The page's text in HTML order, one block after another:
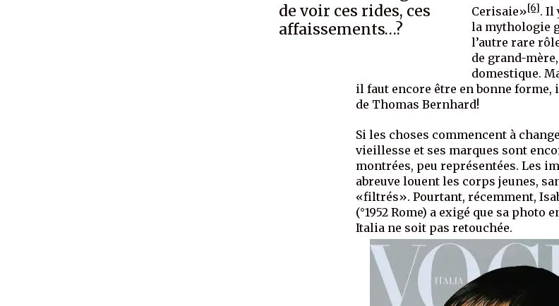
de voir ces rides, ces
affaissements…?
Cerisaie»[6]. Il
la mythologie
l’autre rare
de grand-
domestique.
il faut encore être en bonne
de Thomas Bernhard!
Si les choses commencent à
vieillesse et ses marques sont
montrées, peu représentées. Les
abreuve louent les corps jeunes,
«filtrés». Pourtant, récemment,
(°1952 Rome) a exigé que sa photo
Italia ne soit pas retouchée.